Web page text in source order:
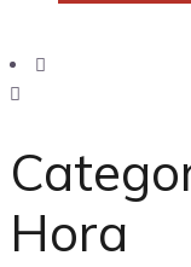
Hora